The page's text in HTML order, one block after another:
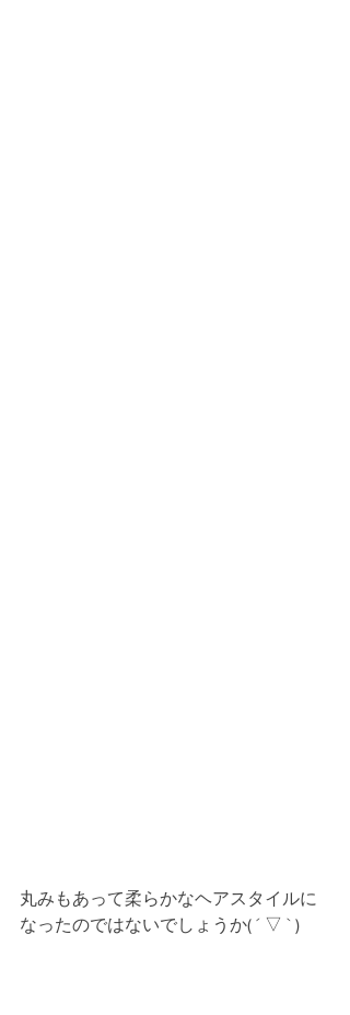
丸みもあって柔らかなヘアスタイルに
なったのではないでしょうか( ´ ▽ ` )